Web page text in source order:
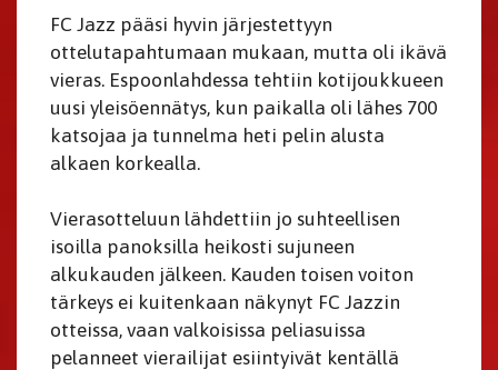
FC Jazz pääsi hyvin järjestettyyn
ottelutapahtumaan mukaan, mutta oli ikävä
vieras. Espoonlahdessa tehtiin kotijoukkueen
uusi yleisöennätys, kun paikalla oli lähes 700
katsojaa ja tunnelma heti pelin alusta
alkaen korkealla.
Vierasotteluun lähdettiin jo suhteellisen
isoilla panoksilla heikosti sujuneen
alkukauden jälkeen. Kauden toisen voiton
tärkeys ei kuitenkaan näkynyt FC Jazzin
otteissa, vaan valkoisissa peliasuissa
pelanneet vierailijat esiintyivät kentällä